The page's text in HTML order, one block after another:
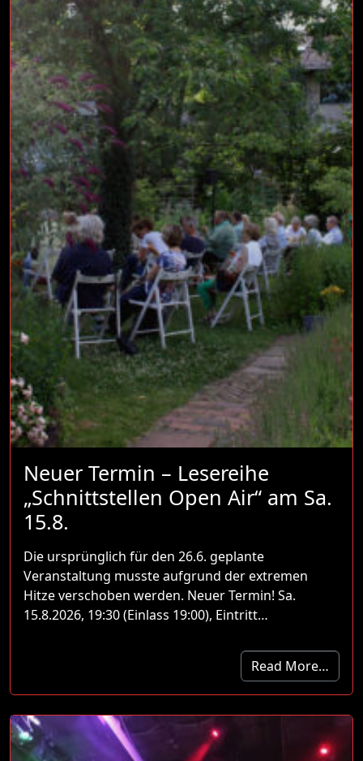
Neuer Termin – Lesereihe
„Schnittstellen Open Air“ am Sa.
15.8.
Die ursprünglich für den 26.6. geplante
Veranstaltung musste aufgrund der extremen
Hitze verschoben werden. Neuer Termin! Sa.
15.8.2026, 19:30 (Einlass 19:00), Eintritt…
Read More…